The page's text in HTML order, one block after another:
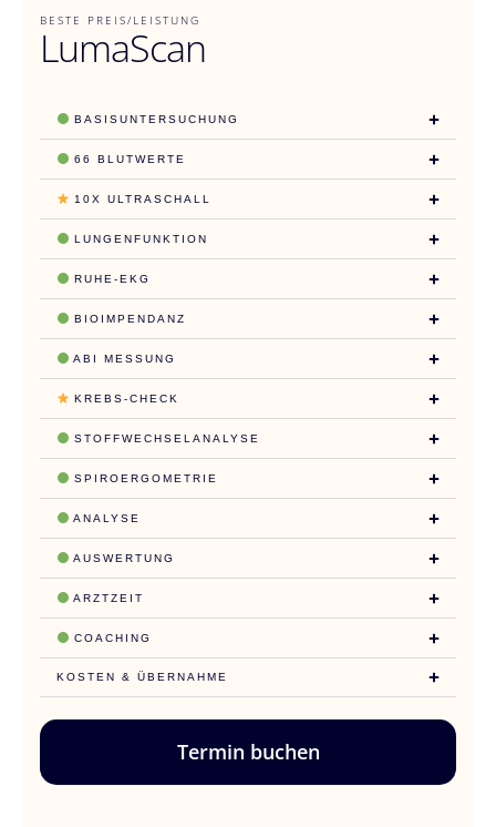
BESTE PREIS/LEISTUNG
LumaScan
BASISUNTERSUCHUNG
66 BLUTWERTE
10X ULTRASCHALL
LUNGENFUNKTION
RUHE-EKG
BIOIMPENDANZ
ABI MESSUNG
KREBS-CHECK
STOFFWECHSELANALYSE
SPIROERGOMETRIE
ANALYSE
AUSWERTUNG
ARZTZEIT
COACHING
KOSTEN & ÜBERNAHME
Termin buchen